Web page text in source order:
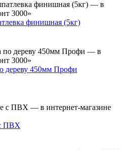
финишная (5кг)
дереву 450мм Профи
ПВХ